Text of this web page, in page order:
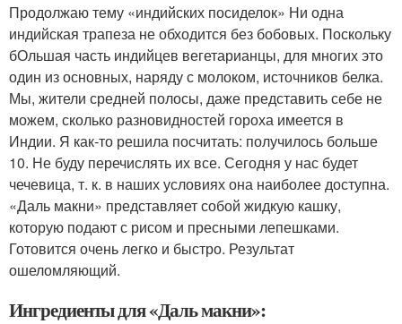
Продолжаю тему «индийских посиделок» Ни одна
индийская трапеза не обходится без бобовых. Поскольку
бОльшая часть индийцев вегетарианцы, для многих это
один из основных, наряду с молоком, источников белка.
Мы, жители средней полосы, даже представить себе не
можем, сколько разновидностей гороха имеется в
Индии. Я как-то решила посчитать: получилось больше
10. Не буду перечислять их все. Сегодня у нас будет
чечевица, т. к. в наших условиях она наиболее доступна.
«Даль макни» представляет собой жидкую кашку,
которую подают с рисом и пресными лепешками.
Готовится очень легко и быстро. Результат
ошеломляющий.
Ингредиенты для «Даль макни»: